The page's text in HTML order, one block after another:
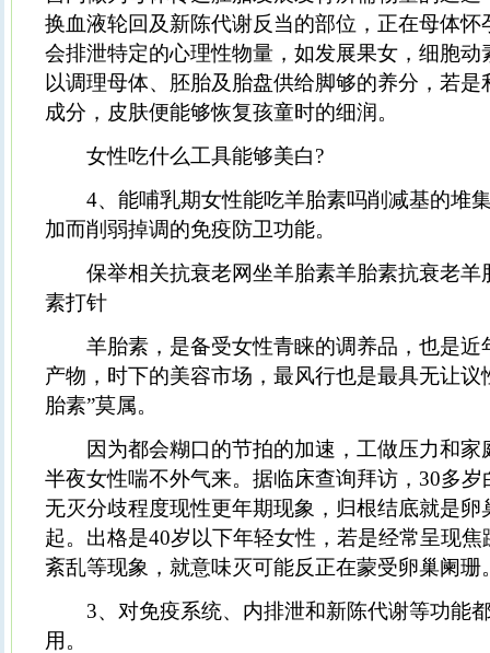
换血液轮回及新陈代谢反当的部位，正在母体怀
会排泄特定的心理性物量，如发展果女，细胞动
以调理母体、胚胎及胎盘供给脚够的养分，若
成分，皮肤便能够恢复孩童时的细润。
女性吃什么工具能够美白?
4、能哺乳期女性能吃羊胎素吗削减基的堆
加而削弱掉调的免疫防卫功能。
保举相关抗衰老网坐羊胎素羊胎素抗衰老羊
素打针
羊胎素，是备受女性青睐的调养品，也是近
产物，时下的美容市场，最风行也是最具无让议
胎素”莫属。
因为都会糊口的节拍的加速，工做压力和家
半夜女性喘不外气来。据临床查询拜访，30多岁
无灭分歧程度现性更年期现象，归根结底就是卵
起。出格是40岁以下年轻女性，若是经常呈现
紊乱等现象，就意味灭可能反正在蒙受卵巢阑珊
3、对免疫系统、内排泄和新陈代谢等功能
用。